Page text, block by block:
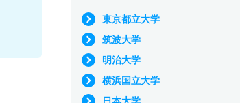
東京都立大学
筑波大学
明治大学
横浜国立大学
日本大学